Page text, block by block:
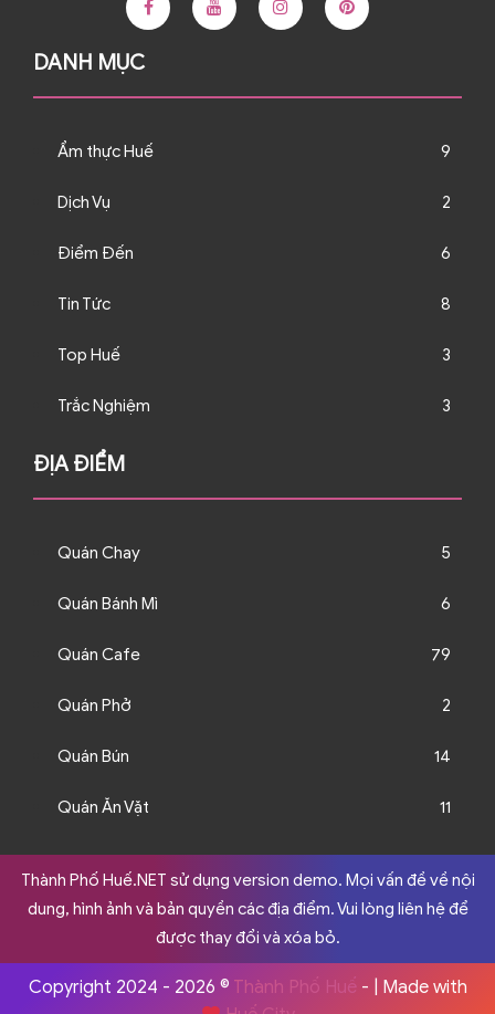
DANH MỤC
Ẩm thực Huế 9
Dịch Vụ 2
Điểm Đến 6
Tin Tức 8
Top Huế 3
Trắc Nghiệm 3
ĐỊA ĐIỂM
Quán Chay 5
Quán Bánh Mì 6
Quán Cafe 79
Quán Phở 2
Quán Bún 14
Quán Ăn Vặt 11
Thành Phố Huế.NET sử dụng version demo. Mọi vấn đề về nội
dung, hình ảnh và bản quyền các địa điểm. Vui lòng liên hệ để
được thay đổi và xóa bỏ.
Copyright 2024 - 2026 © Thành Phố Huế- | Made with